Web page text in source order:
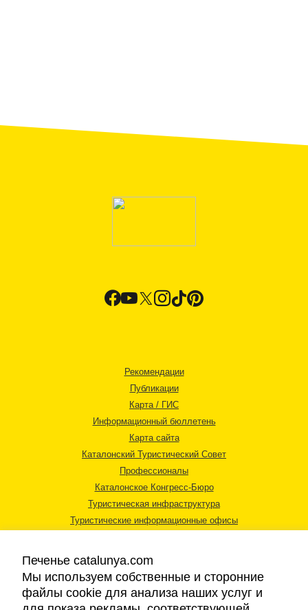
Рекомендации
Публикации
Карта / ГИС
Информационный бюллетень
Карта сайта
Каталонский Туристический Совет
Профессионалы
Каталонское Конгресс-Бюро
Туристическая инфраструктура
Туристические информационные офисы
Печенье catalunya.com
Мы используем собственные и сторонние
файлы cookie для анализа наших услуг и